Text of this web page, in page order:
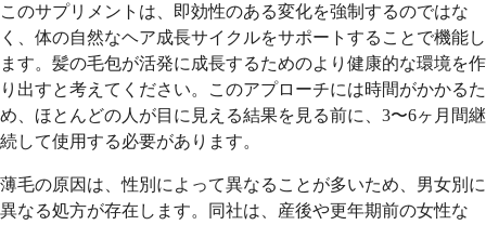
このサプリメントは、即効性のある変化を強制するのではな
く、体の自然なヘア成長サイクルをサポートすることで機能し
ます。髪の毛包が活発に成長するためのより健康的な環境を作
り出すと考えてください。このアプローチには時間がかかるた
め、ほとんどの人が目に見える結果を見る前に、3〜6ヶ月間継
続して使用する必要があります。
薄毛の原因は、性別によって異なることが多いため、男女別に
異なる処方が存在します。同社は、産後や更年期前の女性な